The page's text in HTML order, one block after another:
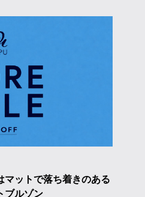
マットで落ち着きのある
ブルゾン